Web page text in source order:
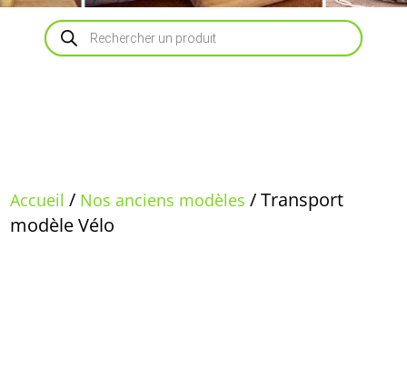
Recherche
de
produits
Accueil / Nos anciens modèles / Transport
modèle Vélo